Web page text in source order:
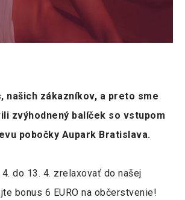
našich zákazníkov, a preto sme
zvýhodnený balíček so vstupom
pobočky Aupark Bratislava.
do 13. 4. zrelaxovať do našej
bonus 6 EURO na občerstvenie!